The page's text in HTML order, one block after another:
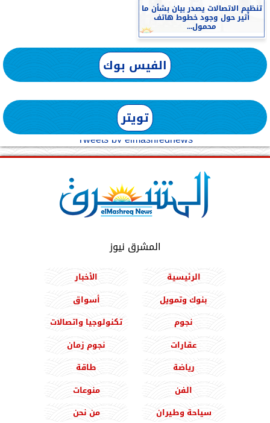
تنظيم الاتصالات يصدر بيان بشأن ما
أثير حول وجود خطوط هاتف
محمول...
الفيس بوك
تويتر
Tweets by elmashreqnews
المشرق نيوز
الرئيسية
الأخبار
بنوك وتمويل
أسواق
نجوم
تكنولوجيا واتصالات
عقارات
نجوم زمان
رياضة
طاقة
الفن
منوعات
سياحة وطيران
من نحن